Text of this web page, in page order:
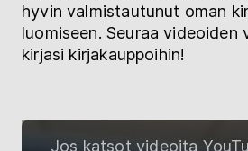
hyvin valmistautunut oman
luomiseen. Seuraa videoiden
kirjasi kirjakauppoihin!
Jos katsot videoita